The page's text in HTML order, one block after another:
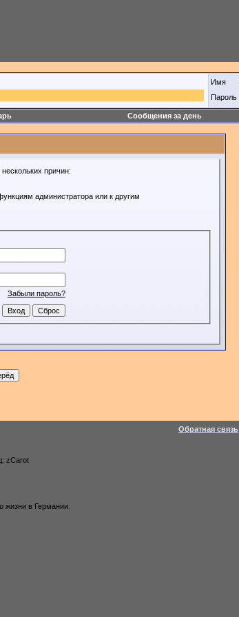
Имя
Пароль
Сообщения за день
причин:
администратора или к другим
Забыли пароль?
Обратная связь
zCarot
в Германии.